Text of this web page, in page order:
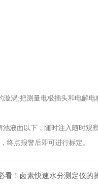
涡;把测量电极插头和电解电
液面以下，随时注入随时观
终点报警后即可进行标定。
看！卤素快速水分测定仪的